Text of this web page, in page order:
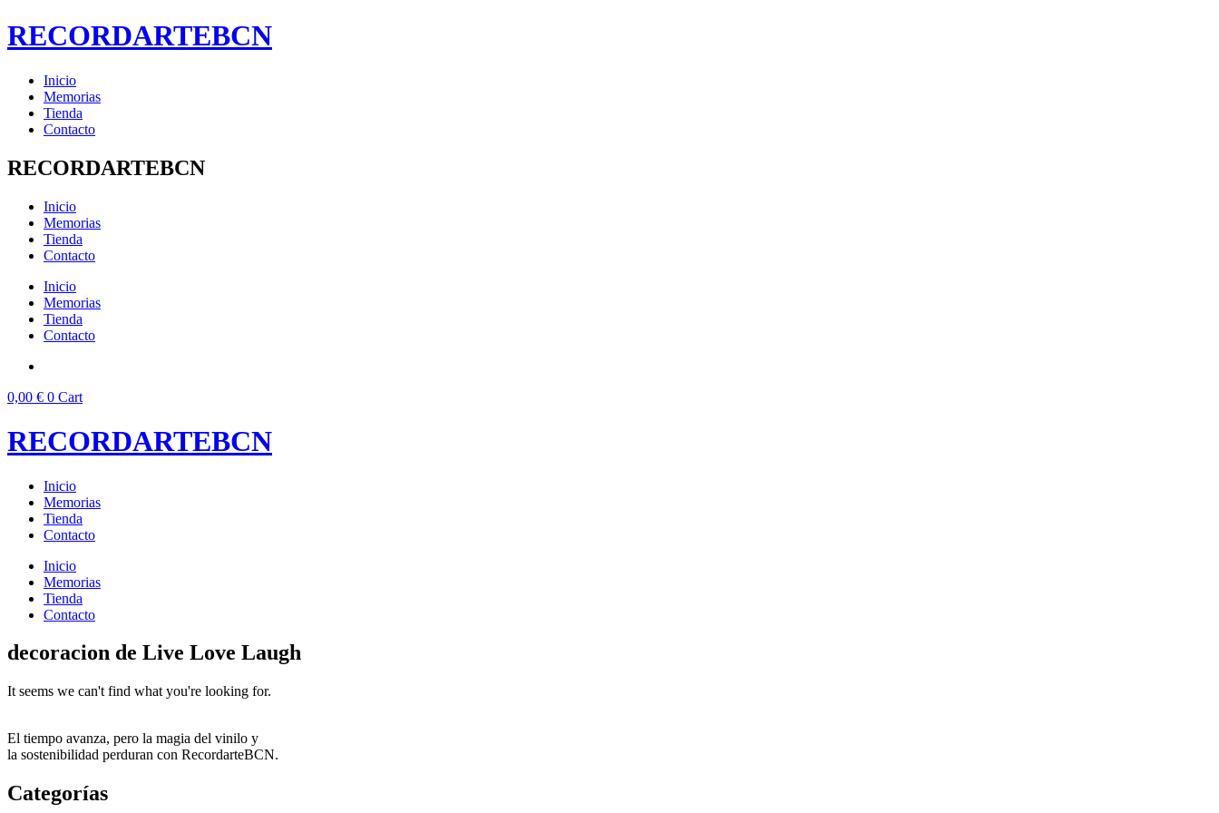
Ir
al
RECORDARTEBCN
Inicio
Memorias
Tienda
Contacto
RECORDARTEBCN
Inicio
Memorias
Tienda
Contacto
Inicio
Memorias
Tienda
Contacto
0,00 € 0 Cart
RECORDARTEBCN
Inicio
Memorias
Tienda
Contacto
Inicio
Memorias
Tienda
Contacto
decoracion de Live Love Laugh
It seems we can't find what you're looking for.
El tiempo avanza, pero la magia del vinilo y
la sostenibilidad perduran con RecordarteBCN.
Categorías